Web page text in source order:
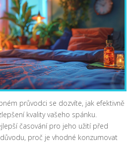
průvodci se dozvíte, jak efektivně
kvality vašeho spánku.
časování pro jeho užití před
proč je vhodné konzumovat